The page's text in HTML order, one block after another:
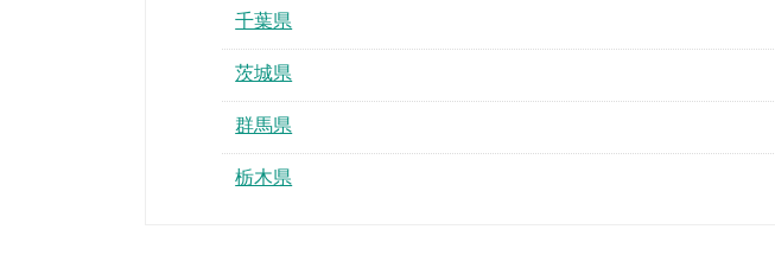
千葉県
茨城県
群馬県
栃木県